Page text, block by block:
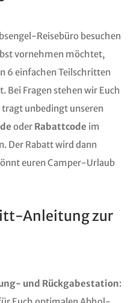
Reisebüro besuchen
vornehmen möchtet,
6 einfachen Teilschritten
Bei Fragen stehen wir Euch
unbedingt unseren
oder Rabattcode im
Der Rabatt wird dann
euren Camper-Urlaub
Anleitung zur
und Rückgabestation: